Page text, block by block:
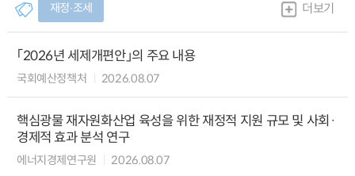
재정∙조세 더보기
「2026년 세제개편안」의 주요 내용
국회예산정책처 2026.08.07
핵심광물 재자원화산업 육성을 위한 재정적 지원 규모 및 사회·
경제적 효과 분석 연구
에너지경제연구원 2026.08.07